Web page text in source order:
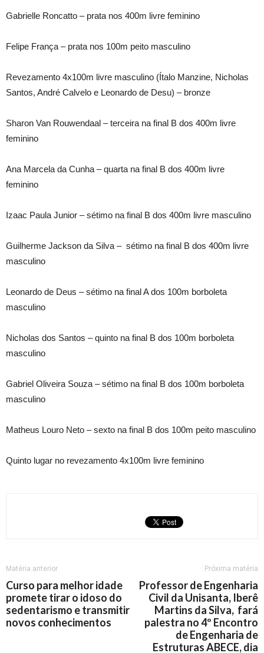
Gabrielle Roncatto – prata nos 400m livre feminino
Felipe França – prata nos 100m peito masculino
Revezamento 4x100m livre masculino (Ítalo Manzine, Nicholas
Santos, André Calvelo e Leonardo de Desu) – bronze
Sharon Van Rouwendaal – terceira na final B dos 400m livre
feminino
Ana Marcela da Cunha – quarta na final B dos 400m livre
feminino
Izaac Paula Junior – sétimo na final B dos 400m livre masculino
Guilherme Jackson da Silva – sétimo na final B dos 400m livre
masculino
Leonardo de Deus – sétimo na final A dos 100m borboleta
masculino
Nicholas dos Santos – quinto na final B dos 100m borboleta
masculino
Gabriel Oliveira Souza – sétimo na final B dos 100m borboleta
masculino
Matheus Louro Neto – sexto na final B dos 100m peito masculino
Quinto lugar no revezamento 4x100m livre feminino
Matéria anterior
Curso para melhor idade
promete tirar o idoso do
sedentarismo e transmitir
novos conhecimentos
Próxima matéria
Professor de Engenharia
Civil da Unisanta, Iberê
Martins da Silva, fará
palestra no 4º Encontro
de Engenharia de
Estruturas ABECE, dia